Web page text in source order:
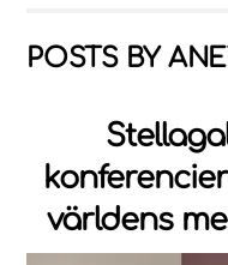
POSTS BY
världens